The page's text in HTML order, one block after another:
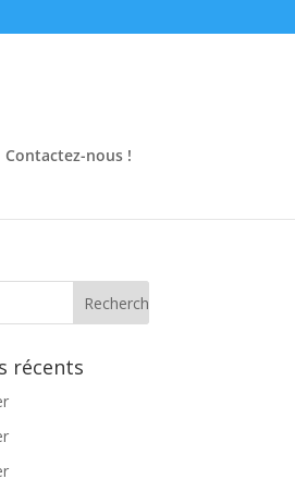
Contactez-nous !
récents